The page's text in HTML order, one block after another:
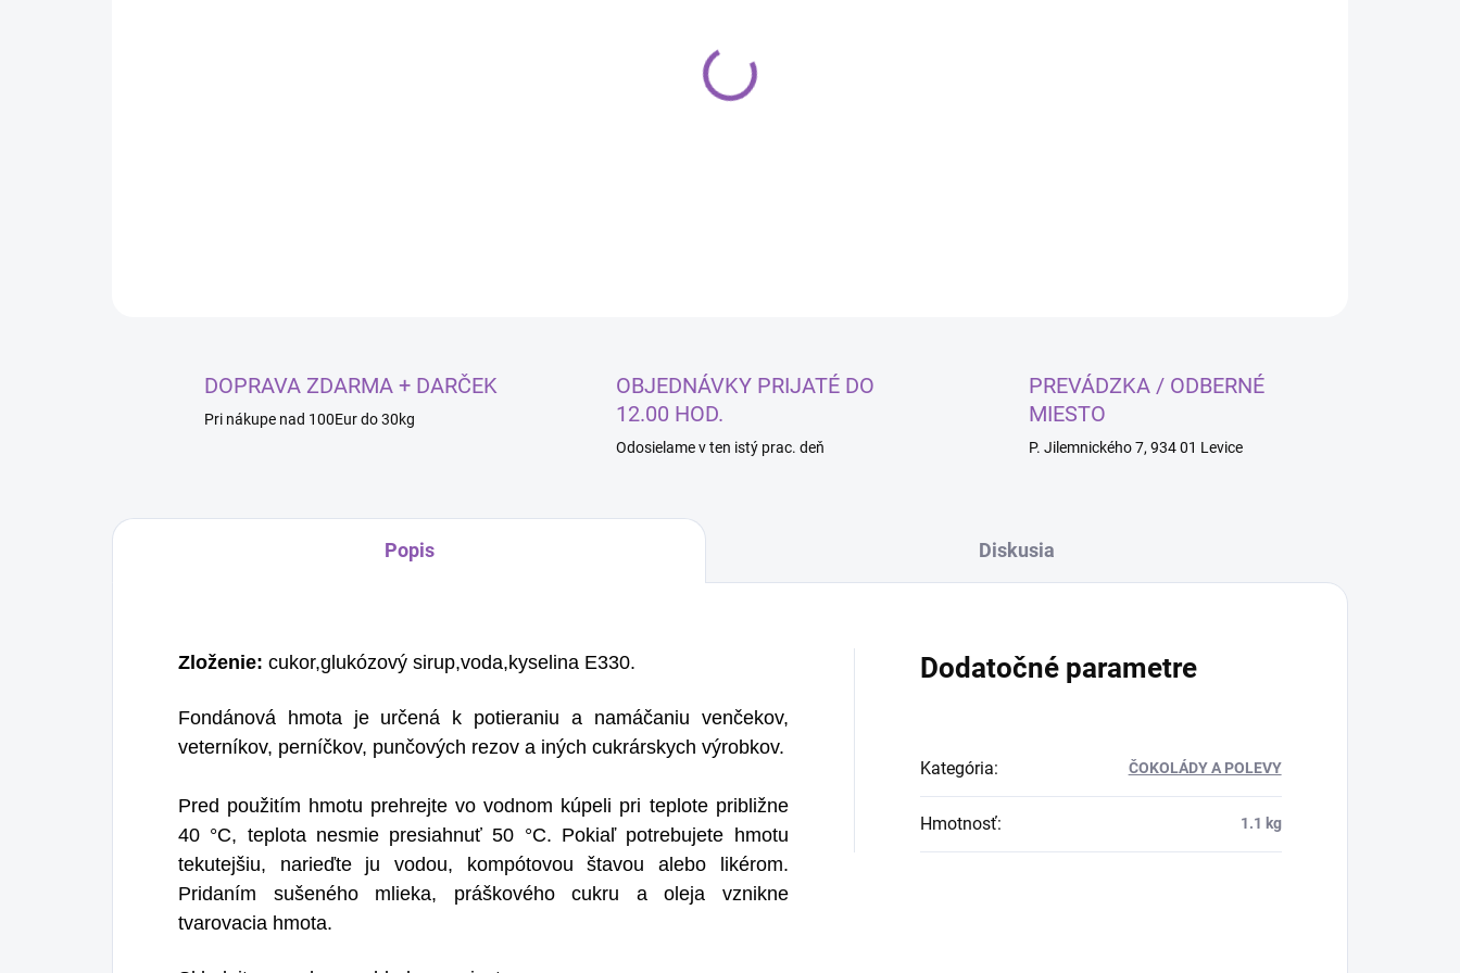
DOPRAVA ZDARMA + DARČEK
Pri nákupe nad 100Eur do 30kg
OBJEDNÁVKY PRIJATÉ DO
12.00 HOD.
Odosielame v ten istý prac. deň
PREVÁDZKA / ODBERNÉ
MIESTO
P. Jilemnického 7, 934 01 Levice
Popis Diskusia
Zloženie: cukor,glukózový sirup,voda,kyselina E330.
Fondánová hmota je určená k potieraniu a namáčaniu venčekov,
veterníkov, perníčkov, punčových rezov a iných cukrárskych výrobkov.
Pred použitím hmotu prehrejte vo vodnom kúpeli pri teplote približne
40 °C, teplota nesmie presiahnuť 50 °C. Pokiaľ potrebujete hmotu
tekutejšiu, narieďte ju vodou, kompótovou štavou alebo likérom.
Pridaním sušeného mlieka, práškového cukru a oleja vznikne
tvarovacia hmota.
Dodatočné parametre
Kategória: ČOKOLÁDY A POLEVY
Hmotnosť: 1.1 kg